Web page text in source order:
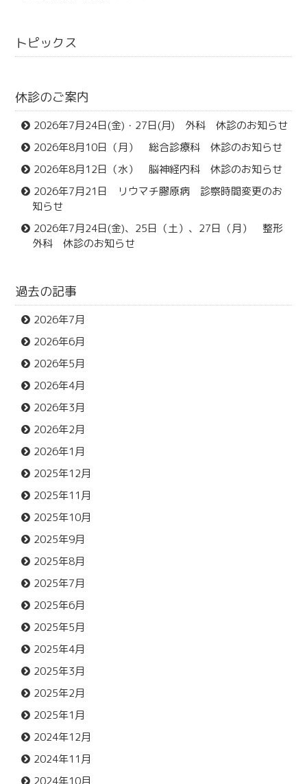
トピックス
休診のご案内
2026年7月24日(金)・27日(月) 外科 休診のお知らせ
2026年8月10日（月） 総合診療科 休診のお知らせ
2026年8月12日（水） 脳神経内科 休診のお知らせ
2026年7月21日 リウマチ膠原病 診察時間変更のお
知らせ
2026年7月24日(金)、25日（土）、27日（月） 整形
外科 休診のお知らせ
過去の記事
2026年7月
2026年6月
2026年5月
2026年4月
2026年3月
2026年2月
2026年1月
2025年12月
2025年11月
2025年10月
2025年9月
2025年8月
2025年7月
2025年6月
2025年5月
2025年4月
2025年3月
2025年2月
2025年1月
2024年12月
2024年11月